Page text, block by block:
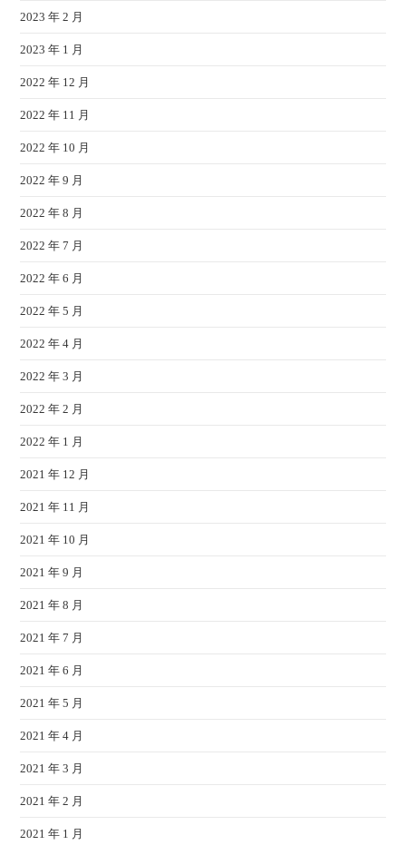
2023 年 2 月
2023 年 1 月
2022 年 12 月
2022 年 11 月
2022 年 10 月
2022 年 9 月
2022 年 8 月
2022 年 7 月
2022 年 6 月
2022 年 5 月
2022 年 4 月
2022 年 3 月
2022 年 2 月
2022 年 1 月
2021 年 12 月
2021 年 11 月
2021 年 10 月
2021 年 9 月
2021 年 8 月
2021 年 7 月
2021 年 6 月
2021 年 5 月
2021 年 4 月
2021 年 3 月
2021 年 2 月
2021 年 1 月